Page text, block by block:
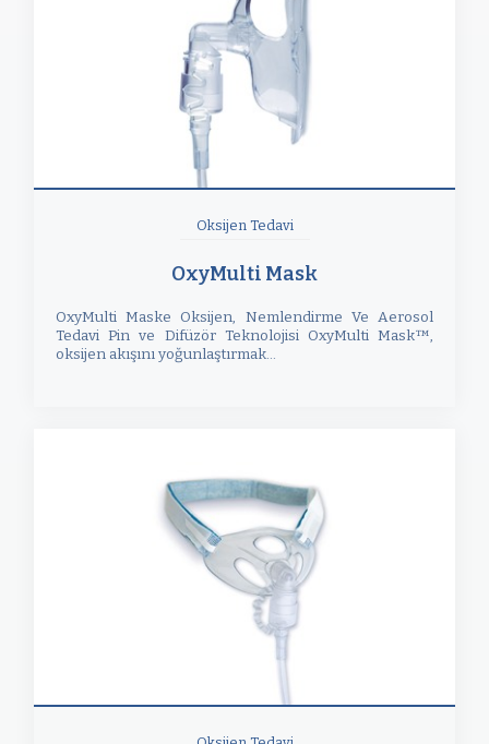
Oksijen Tedavi
OxyMulti Mask
OxyMulti Maske Oksijen, Nemlendirme Ve Aerosol
Tedavi Pin ve Difüzör Teknolojisi OxyMulti Mask™,
oksijen akışını yoğunlaştırmak...